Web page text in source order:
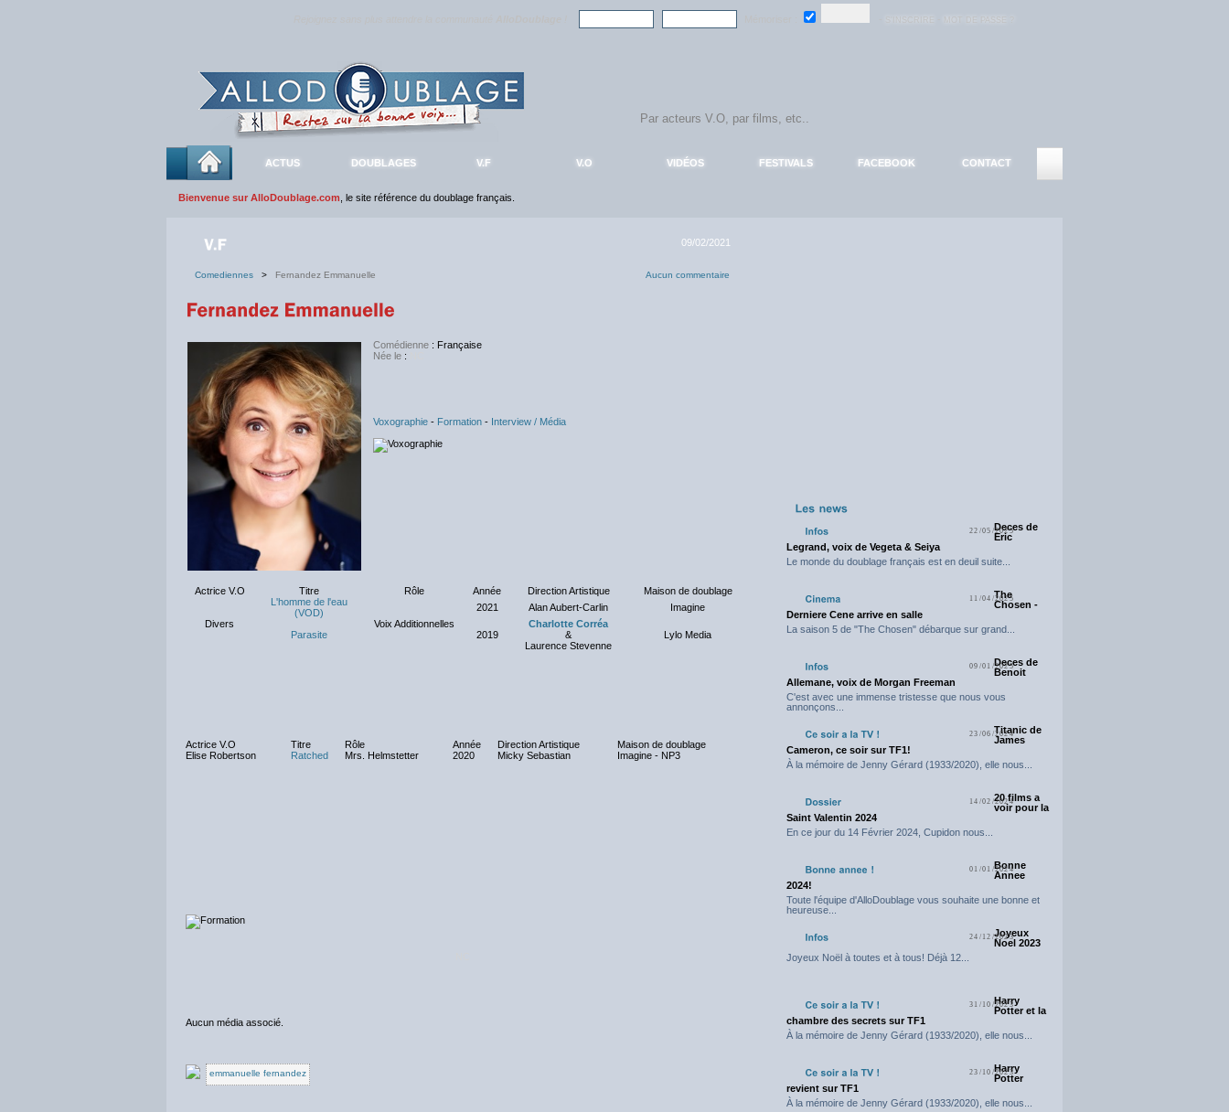
ACTUS DOUBLAGES V.F V.O VIDÉOS FESTIVALS FACEBOOK CONTACT
Bienvenue sur AlloDoublage.com , le site référence du doublage français.
09/02/2021
Comediennes > Fernandez Emmanuelle Aucun commentaire
Comédienne : Française
Née le :
Voxographie - Formation - Interview / Média
Actrice V.O Titre Rôle Année Direction Artistique Maison de doublage
Divers
L'homme de l'eau
(VOD)
Voix Additionnelles
2021 Alan Aubert-Carlin Imagine
Parasite 2019
Charlotte Corréa
&
Laurence Stevenne
Lylo Media
Actrice V.O Titre Rôle Année Direction Artistique
Maison de doublage
Elise Robertson
Ratched Mrs. Helmstetter 2020 Micky Sebastian Imagine - NP3
Aucun média associé.
emmanuelle fernandez
22/05/2025Deces de
Eric
Legrand, voix de Vegeta & Seiya
Le monde du doublage français est en deuil suite...
11/04/2025
The
Chosen -
Derniere Cene arrive en salle
La saison 5 de "The Chosen" débarque sur grand...
09/01/2025Deces de
Benoit
Allemane, voix de Morgan Freeman
C'est avec une immense tristesse que nous vous
annonçons...
23/06/2024Titanic de
James
Cameron, ce soir sur TF1!
À la mémoire de Jenny Gérard (1933/2020), elle nous...
14/02/202420 films a
voir pour la
Saint Valentin 2024
En ce jour du 14 Février 2024, Cupidon nous...
01/01/2024
Bonne
Annee
2024!
Toute l'équipe d'AlloDoublage vous souhaite une bonne et
heureuse...
24/12/2023
Joyeux
Noel 2023
Joyeux Noël à toutes et à tous! Déjà 12...
31/10/2023
Harry
Potter et la
chambre des secrets sur TF1
À la mémoire de Jenny Gérard (1933/2020), elle nous...
23/10/2023
Harry
Potter
revient sur TF1
À la mémoire de Jenny Gérard (1933/2020), elle nous...